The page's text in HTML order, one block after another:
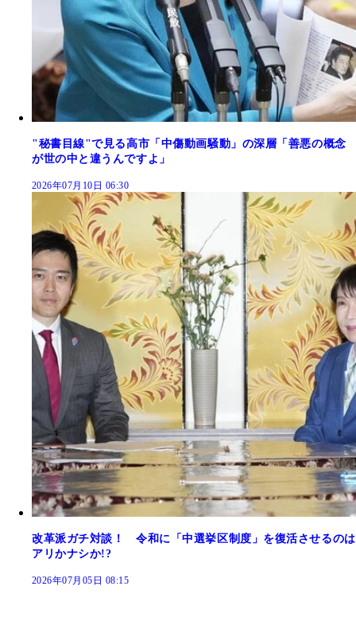
"秘書目線"で見る高市「中傷動画騒動」の深層「善悪の概念
が世の中と違うんですよ」
2026年07月10日 06:30
改革派ガチ対談！ 令和に「中選挙区制度」を復活させるのは
アリかナシか!?
2026年07月05日 08:15